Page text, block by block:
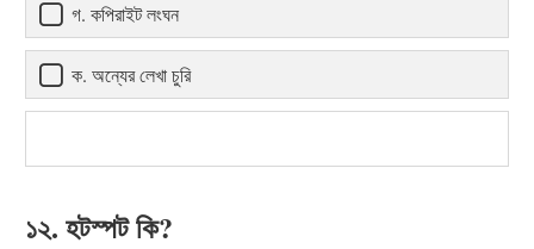
গ. কপিরাইট লংঘন
ক. অন্যের লেখা চুরি
১২. হটস্পট কি?